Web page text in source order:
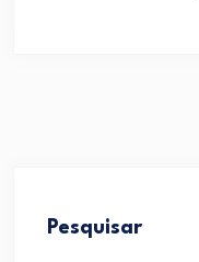
Pesquisar